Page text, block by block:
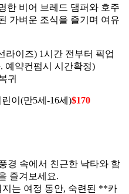
한 비어 브레드 댐퍼와 호주
가벼운 조식을 즐기며 여유
라이즈) 1시간 전부터 픽업
예약컨펌시 시간확정)
귀
린이(만5세-16세)$170
경 속에서 친근한 낙타와 함
즐겨보세요.
는 여정 동안, 숙련된 **카